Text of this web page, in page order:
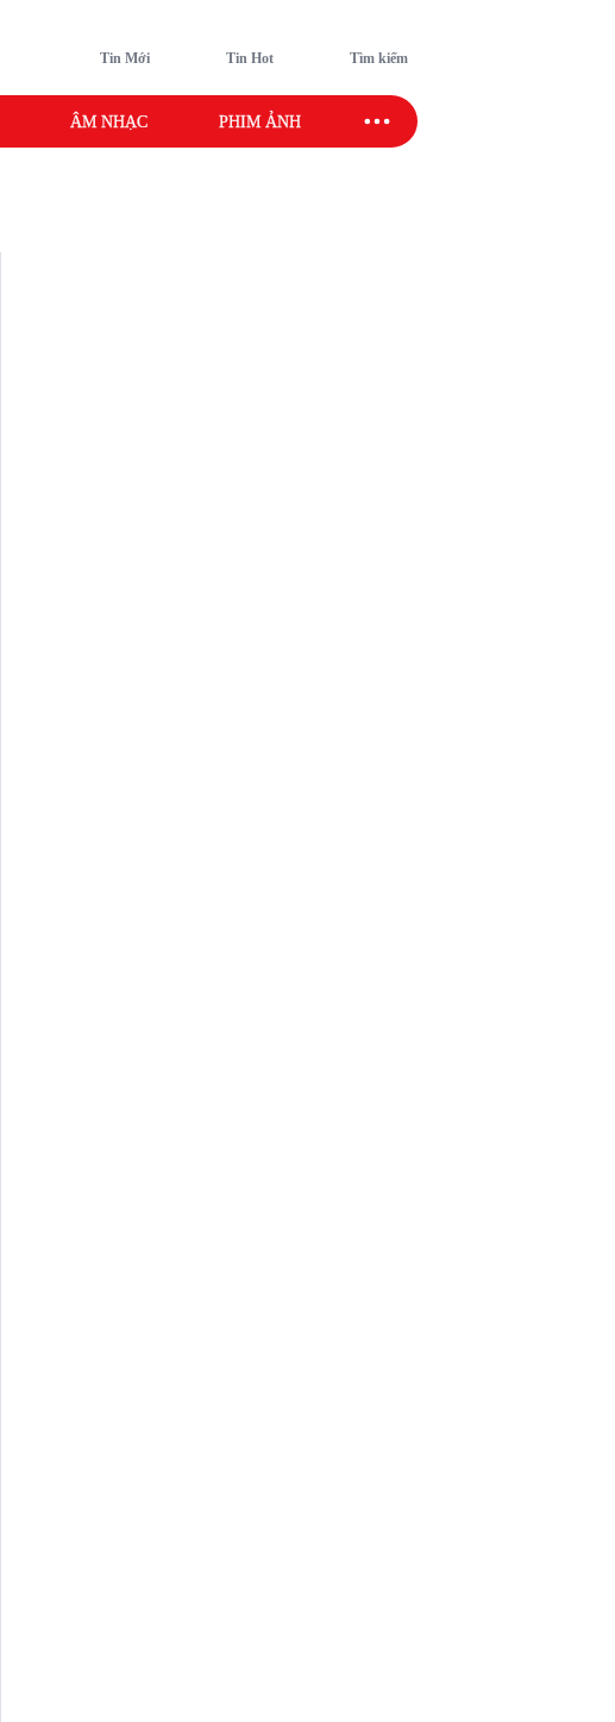
Tin Mới Tin Hot Tìm kiếm
ÂM NHẠC PHIM ẢNH SAO SPORT